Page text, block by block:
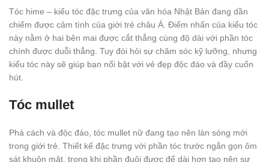
Tóc hime – kiểu tóc đặc trưng của văn hóa Nhật Bản đang dần
chiếm được cảm tình của giới trẻ châu Á. Điểm nhấn của kiểu tóc
này nằm ở hai bên mai được cắt thẳng cùng độ dài với phần tóc
chính được duỗi thẳng. Tuy đòi hỏi sự chăm sóc kỹ lưỡng, nhưng
kiểu tóc này sẽ giúp bạn nổi bật với vẻ đẹp độc đáo và đầy cuốn
hút.
Tóc mullet
Phá cách và độc đáo, tóc mullet nữ đang tạo nên làn sóng mới
trong giới trẻ. Thiết kế đặc trưng với phần tóc trước ngắn gọn ôm
sát khuôn mặt, trong khi phần đuôi được để dài hơn tạo nên sự